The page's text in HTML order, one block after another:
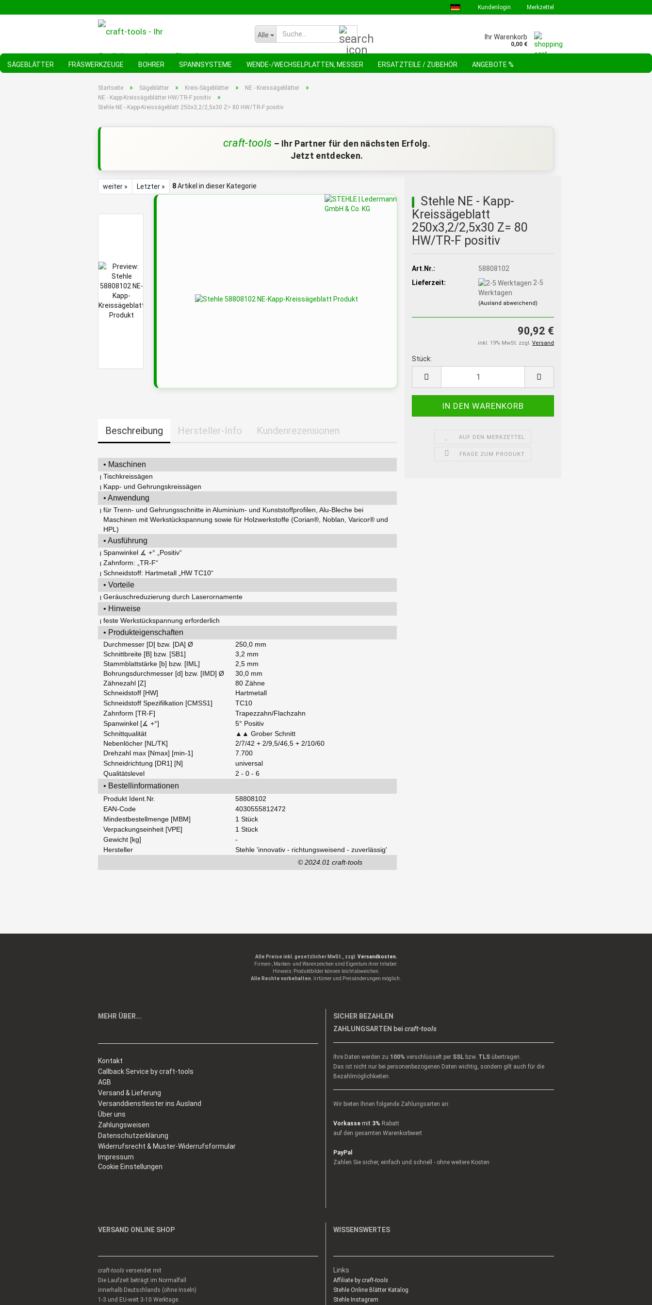
Kundenlogin Merkzettel
Alle
Ihr Warenkorb
0,00 €
SÄGEBLÄTTER FRÄSWERKZEUGE BOHRER SPANNSYSTEME WENDE-/WECHSELPLATTEN, MESSER ERSATZTEILE / ZUBEHÖR ANGEBOTE %
Startseite » Sägeblätter » Kreis-Sägeblätter » NE - Kreissägeblätter »
NE - Kapp-Kreissägeblätter HW/TR-F positiv »
Stehle NE - Kapp-Kreissägeblatt 250x3,2/2,5x30 Z= 80 HW/TR-F positiv
craft-tools – Ihr Partner für den nächsten Erfolg.
Jetzt entdecken.
weiter » Letzter » 8Artikel in dieser Kategorie
Stehle NE - Kapp-
Kreissägeblatt
250x3,2/2,5x30 Z= 80
HW/TR-F positiv
Art.Nr.:
58808102
Lieferzeit:
2-5
Werktagen
(Ausland abweichend)
90,92 €
inkl. 19% MwSt. zzgl. Versand
Stück:
Stück
AUF DEN MERKZETTEL
FRAGE ZUM PRODUKT
Beschreibung Hersteller-Info Kundenrezensionen
• Maschinen
| Tischkreissägen
| Kapp- und Gehrungskreissägen
• Anwendung
| für Trenn- und Gehrungsschnitte in Aluminium- und Kunststoffprofilen, Alu-Bleche bei
Maschinen mit Werkstückspannung sowie für Holzwerkstoffe (Corian®, Noblan, Varicor® und
HPL)
• Ausführung
| Spanwinkel ∡ +° „Positiv“
| Zahnform: „TR-F“
| Schneidstoff: Hartmetall „HW TC10“
• Vorteile
| Geräuschreduzierung durch Laserornamente
• Hinweise
| feste Werkstückspannung erforderlich
• Produkteigenschaften
Durchmesser [D] bzw. [DA] Ø
250,0 mm
Schnittbreite [B] bzw. [SB1]
3,2 mm
Stammblattstärke [b] bzw. [IML]
2,5 mm
Bohrungsdurchmesser [d] bzw. [IMD] Ø
30,0 mm
Zähnezahl [Z]
80 Zähne
Schneidstoff [HW]
Hartmetall
Schneidstoff Spezifilkation [CMSS1]
TC10
Zahnform [TR-F]
Trapezzahn/Flachzahn
Spanwinkel [∡ +°]
5° Positiv
Schnittqualität
▲▲ Grober Schnitt
Nebenlöcher [NL/TK]
2/7/42 + 2/9,5/46,5 + 2/10/60
Drehzahl max [Nmax] [min-1]
7.700
Schneidrichtung [DR1] [N]
universal
Qualitätslevel
2 - 0 - 6
• Bestellinformationen
Produkt Ident.Nr.
58808102
EAN-Code
4030555812472
Mindestbestellmenge [MBM]
1 Stück
Verpackungseinheit [VPE]
1 Stück
Gewicht [kg]
-
Hersteller
Stehle 'innovativ - richtungsweisend - zuverlässig'
© 2024.01 craft-tools
Alle Preise inkl. gesetzlicher MwSt., zzgl. Versandkosten.
Firmen-, Marken- und Warenzeichen sind Eigentum ihrer Inhaber.
Hinweis: Produktbilder können leicht abweichen.
Alle Rechte vorbehalten.
Irrtümer und Preisänderungen möglich.
MEHR ÜBER...
Kontakt
Callback Service by craft-tools
AGB
Versand & Lieferung
Versanddienstleister ins Ausland
Über uns
Zahlungsweisen
Datenschutzerklärung
Widerrufsrecht & Muster-Widerrufsformular
Impressum
Cookie Einstellungen
SICHER BEZAHLEN
ZAHLUNGSARTEN bei craft-tools
Ihre Daten werden zu 100% verschlüsselt per SSL bzw. TLS übertragen.
Das ist nicht nur bei personenbezogenen Daten wichtig, sondern gilt auch für die
Bezahlmöglichkeiten.
Wir bieten Ihnen folgende Zahlungsarten an:
Vorkasse mit 3% Rabatt
auf den gesamten Warenkorbwert
PayPal
Zahlen Sie sicher, einfach und schnell - ohne weitere Kosten
VERSAND ONLINE SHOP
craft-tools versendet mit
Die Laufzeit beträgt im Normalfall
innerhalb Deutschlands (ohne Inseln)
1-3 und EU-weit 3-10 Werktage.
WISSENSWERTES
Links
Affiliate by craft-tools
Stehle Online Blätter Katalog
Stehle Instagram